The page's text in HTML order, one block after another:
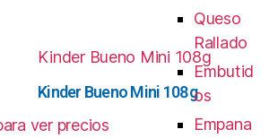
Kinder Bueno Mini 108g
ver precios
Queso
Rallado
Embutid
os
Empana